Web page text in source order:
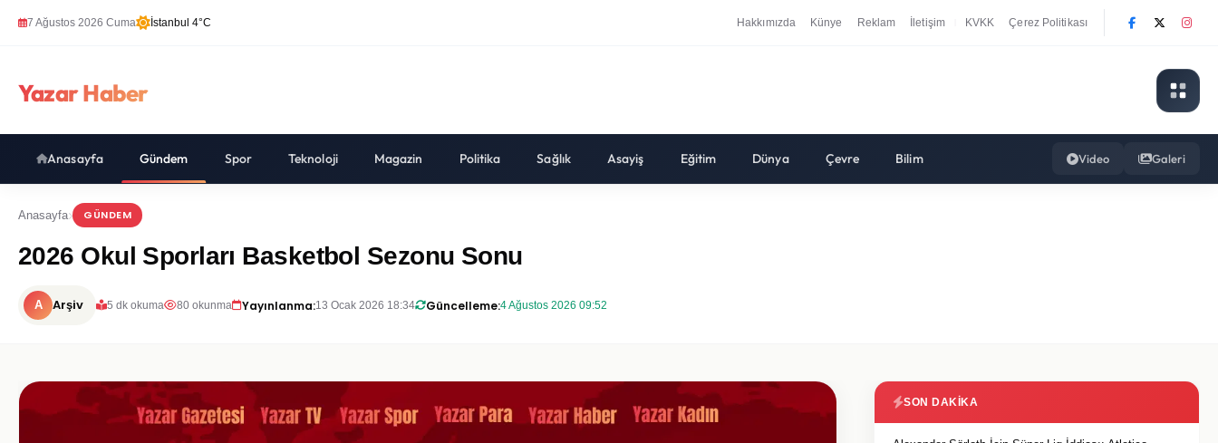
7 Ağustos 2026 Cuma İstanbul 4°C Hakkımızda Künye Reklam İletişim KVKK Çerez Politikası
Yazar Haber
Anasayfa Gündem Spor Teknoloji Magazin Politika Sağlık Asayiş Eğitim Dünya Çevre Bilim Video Galeri
Anasayfa GÜNDEM
2026 Okul Sporları Basketbol Sezonu Sonu
A Arşiv 5 dk okuma 80 okunma Yayınlanma:13 Ocak 2026 18:34 Güncelleme:4 Ağustos 2026 09:52
SON DAKIKA